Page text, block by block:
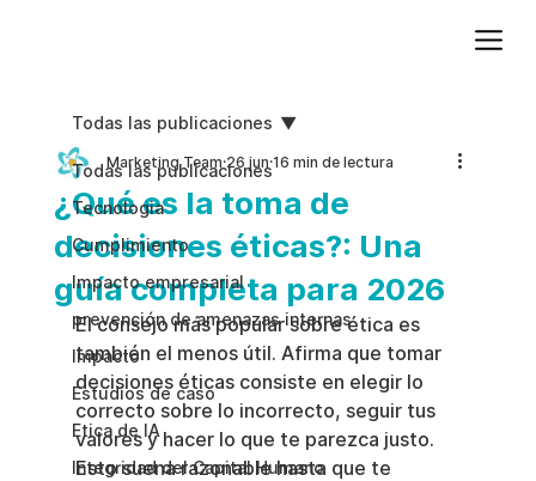
Todas las publicaciones
Tecnologia
Cumplimiento
Impacto empresarial
prevención de amenazas internas
Impacto
Estudios de caso
Etica de IA
Integridad del Capital Humano
Todas las publicaciones
¿Qué es la toma de
decisiones éticas?: Una
guía completa para 2026
Marketing Team 26 jun 16 min de lectura
El consejo más popular sobre ética es
también el menos útil. Afirma que tomar
decisiones éticas consiste en elegir lo
correcto sobre lo incorrecto, seguir tus
valores y hacer lo que te parezca justo.
Esto suena razonable hasta que te